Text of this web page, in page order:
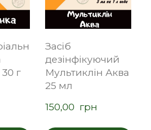
г
Засіб
дезінфікуючий
Мультиклін Аква
25 мл
150,00  грн